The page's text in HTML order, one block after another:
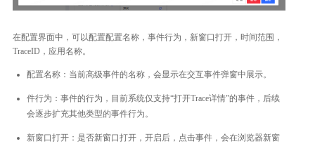
在配置界面中，可以配置配置名称，事件行为，新窗口打开，时间范围，
TraceID，应用名称。
配置名称：当前高级事件的名称，会显示在交互事件弹窗中展示。
件行为：事件的行为，目前系统仅支持“打开Trace详情”的事件，后续
会逐步扩充其他类型的事件行为。
新窗口打开：是否新窗口打开，开启后，点击事件，会在浏览器新窗